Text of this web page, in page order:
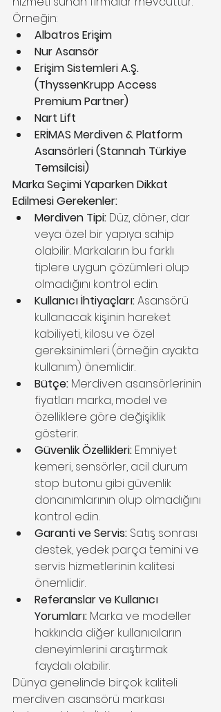
Örneğin:
Albatros Erişim
Nur Asansör
Erişim Sistemleri A.Ş.
(ThyssenKrupp Access
Premium Partner)
Nart Lift
ERİMAS Merdiven & Platform
Asansörleri (Stannah Türkiye
Temsilcisi)
Marka Seçimi Yaparken Dikkat
Edilmesi Gerekenler:
Merdiven Tipi: Düz, döner, dar
veya özel bir yapıya sahip
olabilir. Markaların bu farklı
tiplere uygun çözümleri olup
olmadığını kontrol edin.
Kullanıcı İhtiyaçları: Asansörü
kullanacak kişinin hareket
kabiliyeti, kilosu ve özel
gereksinimleri (örneğin ayakta
kullanım) önemlidir.
Bütçe: Merdiven asansörlerinin
fiyatları marka, model ve
özelliklere göre değişiklik
gösterir.
Güvenlik Özellikleri: Emniyet
kemeri, sensörler, acil durum
stop butonu gibi güvenlik
donanımlarının olup olmadığını
kontrol edin.
Garanti ve Servis: Satış sonrası
destek, yedek parça temini ve
servis hizmetlerinin kalitesi
önemlidir.
Referanslar ve Kullanıcı
Yorumları: Marka ve modeller
hakkında diğer kullanıcıların
deneyimlerini araştırmak
faydalı olabilir.
Dünya genelinde birçok kaliteli
merdiven asansörü markası